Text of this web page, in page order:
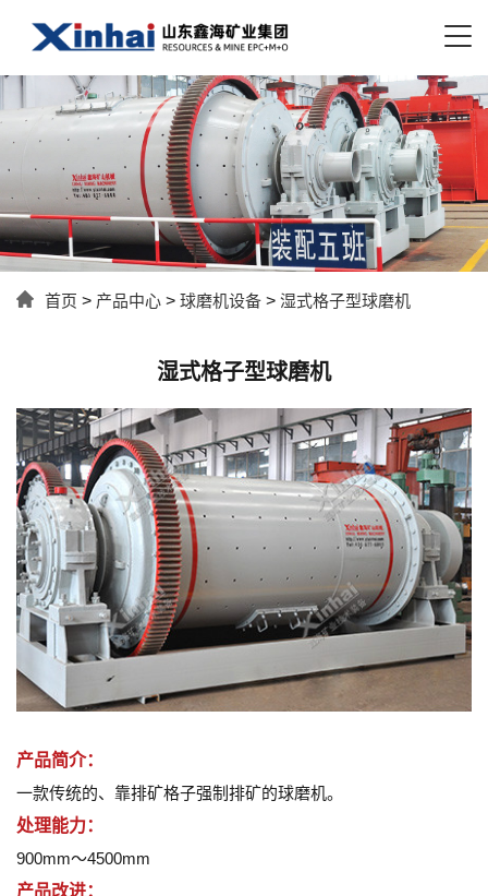
首页 > 产品中心 > 球磨机设备 > 湿式格子型球磨机
湿式格子型球磨机
产品简介：
一款传统的、靠排矿格子强制排矿的球磨机。
处理能力：
900mm～4500mm
产品改进：